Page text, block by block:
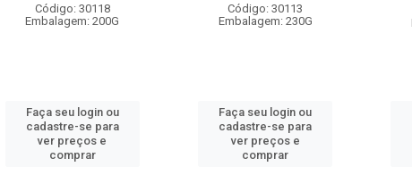
Código: 30118
Embalagem: 200G
Faça seu login ou
cadastre-se para
ver preços e
comprar
Código: 30113
Embalagem: 230G
Faça seu login ou
cadastre-se para
ver preços e
comprar